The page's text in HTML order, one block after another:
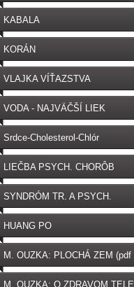
KABALA
KORÁN
VLAJKA VÍŤAZSTVA
VODA - NAJVÄČŠÍ LIEK
Srdce-Cholesterol-Chlór
LIEČBA PSYCH. CHORÔB
SYNDRÓM TR. A PSYCH.
HUANG PO
M. OUZKA: PLOCHÁ ZEM (pdf
zdarma na stiahnutie)
M. OUZKA: O ZDRAVOM TELE